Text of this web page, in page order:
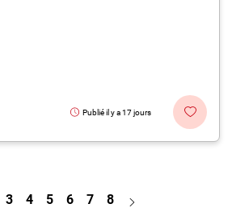
Publié il y a 17 jours
3 4 5 6 7 8